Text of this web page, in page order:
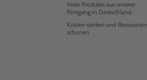
Viele Produkte aus unserer
Fertigung in Deutschland.
Kosten senken und Ressourcen
schonen.